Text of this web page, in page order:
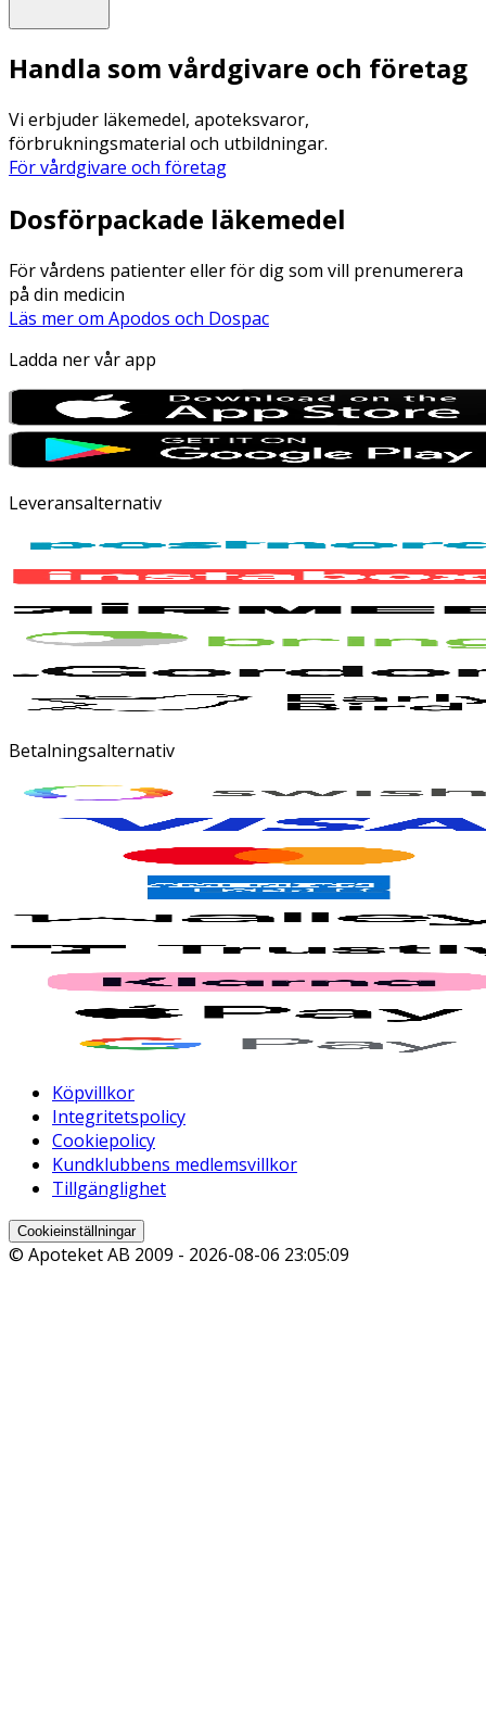
Handla som vårdgivare och företag
Vi erbjuder läkemedel, apoteksvaror,
förbrukningsmaterial och utbildningar.
För vårdgivare och företag
Dosförpackade läkemedel
För vårdens patienter eller för dig som vill prenumerera
på din medicin
Läs mer om Apodos och Dospac
Ladda ner vår app
Leveransalternativ
Betalningsalternativ
Köpvillkor
Integritetspolicy
Cookiepolicy
Kundklubbens medlemsvillkor
Tillgänglighet
Cookieinställningar
© Apoteket AB 2009 - 2026-08-06 23:05:09